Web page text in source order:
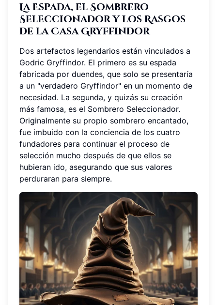
La Espada, el Sombrero
Seleccionador y los Rasgos
de la Casa Gryffindor
Dos artefactos legendarios están vinculados a
Godric Gryffindor. El primero es su espada
fabricada por duendes, que solo se presentaría
a un "verdadero Gryffindor" en un momento de
necesidad. La segunda, y quizás su creación
más famosa, es el Sombrero Seleccionador.
Originalmente su propio sombrero encantado,
fue imbuido con la conciencia de los cuatro
fundadores para continuar el proceso de
selección mucho después de que ellos se
hubieran ido, asegurando que sus valores
perduraran para siempre.